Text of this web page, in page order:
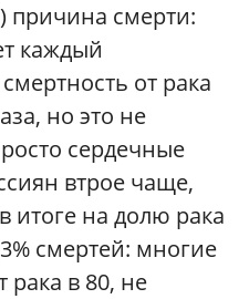
причина смерти:
каждый
от рака
но это не
сердечные
втрое чаще,
итоге на долю рака
смертей: многие
рака в 80, не